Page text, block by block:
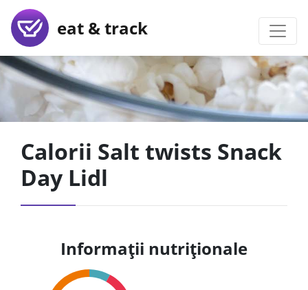
eat & track
Calorii Salt twists Snack
Day Lidl
Informații nutriționale